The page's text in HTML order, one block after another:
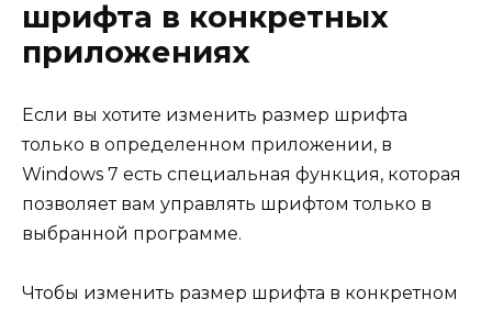
шрифта в конкретных
приложениях
Если вы хотите изменить размер шрифта
только в определенном приложении, в
Windows 7 есть специальная функция, которая
позволяет вам управлять шрифтом только в
выбранной программе.
Чтобы изменить размер шрифта в конкретном